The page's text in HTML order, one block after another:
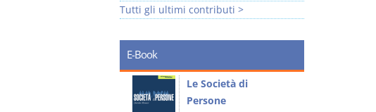
Tutti gli ultimi contributi >
E-Book
Le Società di
Persone